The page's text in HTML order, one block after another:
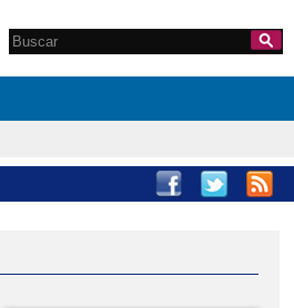
Formulario de
Search this site